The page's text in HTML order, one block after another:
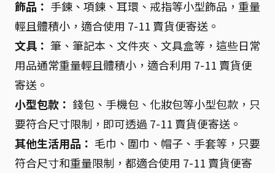
飾品： 手鍊、項鍊、耳環、戒指等小型飾品，重量
輕且體積小，適合使用 7-11 賣貨便寄送。
文具： 筆、筆記本、文件夾、文具盒等，這些日常
用品通常重量輕且體積小，適合利用 7-11 賣貨便
寄送。
小型包款： 錢包、手機包、化妝包等小型包款，只
要符合尺寸限制，即可透過 7-11 賣貨便寄送。
其他生活用品： 毛巾、圍巾、帽子、手套等，只要
符合尺寸和重量限制，都適合使用 7-11 賣貨便寄